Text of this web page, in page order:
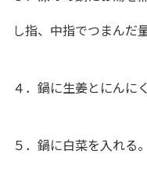
し指、中指でつまんだ
４．鍋に生姜とにんに
５．鍋に白菜を入れる。